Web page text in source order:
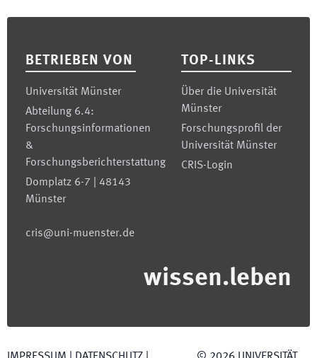
BETRIEBEN VON
Universität Münster
Abteilung 6.4:
Forschungsinformationen
&
Forschungsberichterstattung
Domplatz 6-7 | 48143
Münster
cris@uni-muenster.de
TOP-LINKS
Über die Universität
Münster
Forschungsprofil der
Universität Münster
CRIS-Login
wissen.leben